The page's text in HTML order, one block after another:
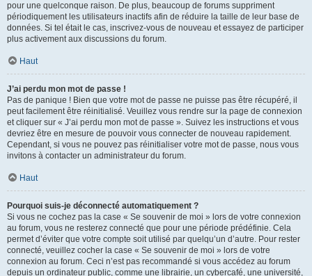
pour une quelconque raison. De plus, beaucoup de forums suppriment
périodiquement les utilisateurs inactifs afin de réduire la taille de leur base de
données. Si tel était le cas, inscrivez-vous de nouveau et essayez de participer
plus activement aux discussions du forum.
Haut
J’ai perdu mon mot de passe !
Pas de panique ! Bien que votre mot de passe ne puisse pas être récupéré, il
peut facilement être réinitialisé. Veuillez vous rendre sur la page de connexion
et cliquer sur « J’ai perdu mon mot de passe ». Suivez les instructions et vous
devriez être en mesure de pouvoir vous connecter de nouveau rapidement.
Cependant, si vous ne pouvez pas réinitialiser votre mot de passe, nous vous
invitons à contacter un administrateur du forum.
Haut
Pourquoi suis-je déconnecté automatiquement ?
Si vous ne cochez pas la case « Se souvenir de moi » lors de votre connexion
au forum, vous ne resterez connecté que pour une période prédéfinie. Cela
permet d’éviter que votre compte soit utilisé par quelqu’un d’autre. Pour rester
connecté, veuillez cocher la case « Se souvenir de moi » lors de votre
connexion au forum. Ceci n’est pas recommandé si vous accédez au forum
depuis un ordinateur public, comme une librairie, un cybercafé, une université,